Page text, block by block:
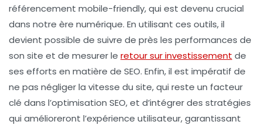
référencement mobile-friendly, qui est devenu crucial
dans notre ère numérique. En utilisant ces outils, il
devient possible de suivre de près les performances de
son site et de mesurer le retour sur investissement de
ses efforts en matière de SEO. Enfin, il est impératif de
ne pas négliger la vitesse du site, qui reste un facteur
clé dans l’optimisation SEO, et d’intégrer des stratégies
qui amélioreront l’expérience utilisateur, garantissant